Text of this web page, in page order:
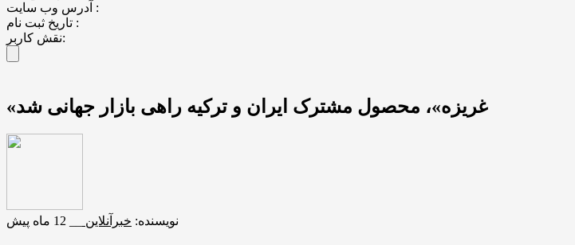
آدرس وب سایت :
تاریخ ثبت نام :
نقش کاربر:
«غریزه»، محصول مشترک ایران و ترکیه راهی بازار جهانی شد
نویسنده: خبرآنلاین 12 ماه پیش